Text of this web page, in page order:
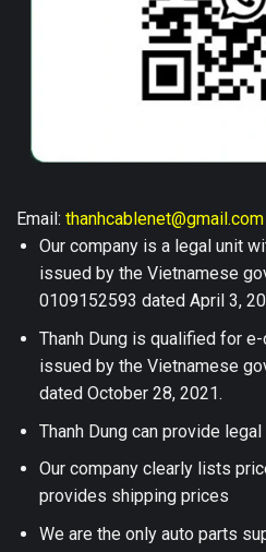
Email: thanhcablenet@gmail.com
Our company is a legal unit
issued by the Vietnamese
0109152593 dated April 3,
Thanh Dung is qualified for
issued by the Vietnamese
dated October 28, 2021.
Thanh Dung can provide
Our company clearly lists
provides shipping prices
We are the only auto parts